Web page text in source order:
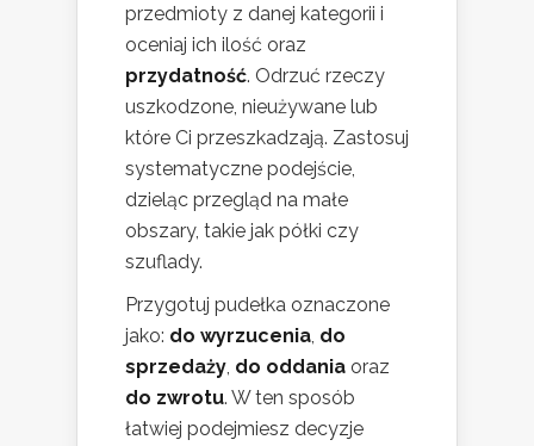
przedmioty z danej kategorii i
oceniaj ich ilość oraz
przydatność. Odrzuć rzeczy
uszkodzone, nieużywane lub
które Ci przeszkadzają. Zastosuj
systematyczne podejście,
dzieląc przegląd na małe
obszary, takie jak półki czy
szuflady.
Przygotuj pudełka oznaczone
jako: do wyrzucenia, do
sprzedaży, do oddania oraz
do zwrotu. W ten sposób
łatwiej podejmiesz decyzje